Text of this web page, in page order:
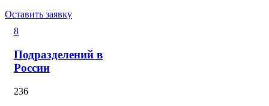
Оставить заявку
8
Подразделений в
России
236